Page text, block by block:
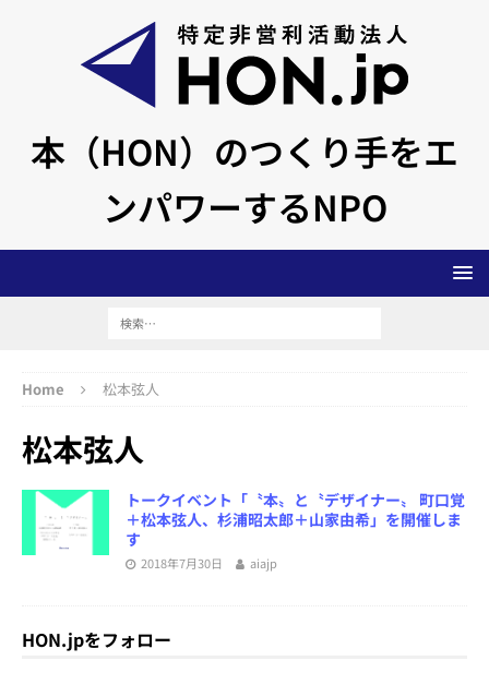
本（HON）のつくり手をエ
ンパワーするNPO
Home 松本弦人
松本弦人
トークイベント「〝本〟と〝デザイナー〟 町口覚
＋松本弦人、杉浦昭太郎＋山家由希」を開催しま
す
2018年7月30日 aiajp
HON.jpをフォロー